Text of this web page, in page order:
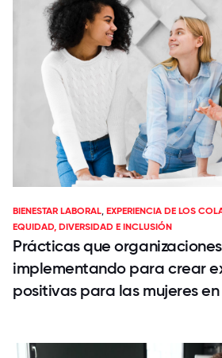
BIENESTAR LABORAL,EXPERIENCIA DE LOS
EQUIDAD, DIVERSIDAD E INCLUSIÓN
Prácticas que
implementando para crear
positivas para las mujeres